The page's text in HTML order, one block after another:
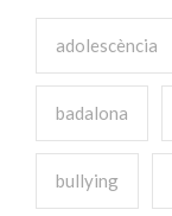
adolescència
badalona
bullying